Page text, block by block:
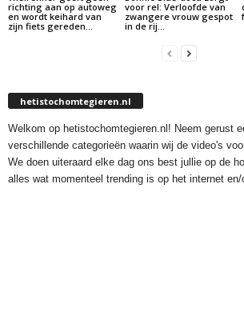
richting aan op autoweg
en wordt keihard van
zijn fiets gereden…
voor rel: Verloofde van
zwangere vrouw gespot
in de rij…
hetistochomtegieren.nl
Welkom op hetistochomtegieren.nl! Neem gerust
verschillende categorieën waarin wij de video's
We doen uiteraard elke dag ons best jullie op de
alles wat momenteel trending is op het internet en/